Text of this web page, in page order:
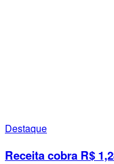
Destaque
Receita cobra R$